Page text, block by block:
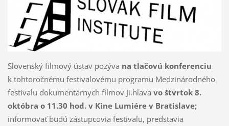
Slovenský filmový ústav pozýva na tlačovú konferenciu
k tohtoročnému festivalovému programu Medzinárodného
festivalu dokumentárnych filmov Ji.hlava vo štvrtok 8.
októbra o 11.30 hod. v Kine Lumiére v Bratislave;
informovať budú zástupcovia festivalu, predstavia